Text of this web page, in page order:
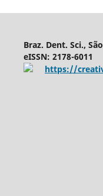
Braz. Dent. Sci.,
eISSN: 2178-6011
https://